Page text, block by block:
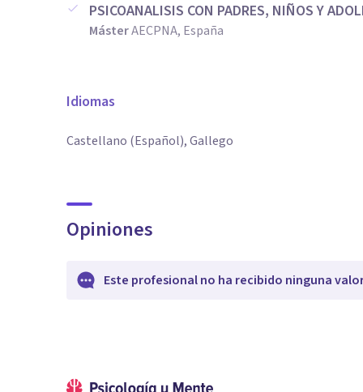
PSICOANALISIS CON PADRES, NIÑOS Y
MásterAECPNA, España
Idiomas
Castellano (Español), Gallego
Opiniones
Este profesional no ha recibido ninguna